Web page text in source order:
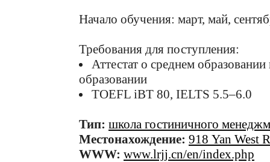
Начало обучения: март, май,
Требования для поступления:
Аттестат о среднем
образовании
TOEFL iBT 80, IELTS 5.5–6.0
Тип: школа гостиничного
Местонахождение: 918 Yan West
WWW: www.lrjj.cn/en/index.php